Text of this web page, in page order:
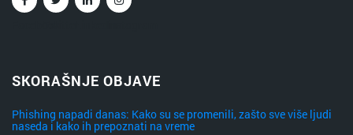
SKORAŠNJE OBJAVE
Phishing napadi danas: Kako su se promenili, zašto sve više ljudi
naseda i kako ih prepoznati na vreme